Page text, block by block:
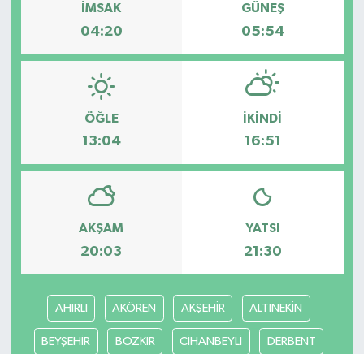
İMSAK
04:20
GÜNEŞ
05:54
ÖĞLE
13:04
İKINDI
16:51
AKŞAM
20:03
YATSI
21:30
AHIRLI AKÖREN AKŞEHİR ALTINEKİN
BEYŞEHİR BOZKIR CİHANBEYLİ DERBENT